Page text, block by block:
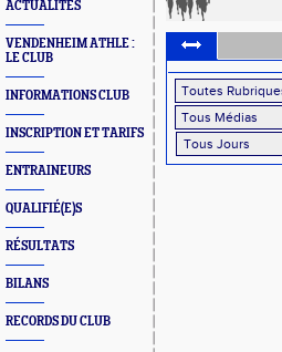
ACTUALITÉS
VENDENHEIM ATHLE :
LE CLUB
INFORMATIONS CLUB
INSCRIPTION ET TARIFS
ENTRAINEURS
QUALIFIÉ(E)S
RÉSULTATS
BILANS
RECORDS DU CLUB